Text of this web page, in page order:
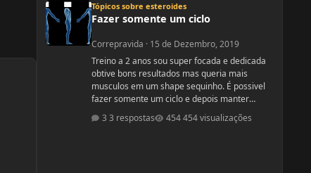
Tópicos sobre esteroides
Fazer somente um ciclo
Correpravida · 15 de Dezembro, 2019
Treino a 2 anos sou super focada e dedicada
obtive bons resultados mas queria mais
musculos em um shape sequinho. É possivel
fazer somente um ciclo e depois manter
ja tiver esse tópico, procurei mais não
3 respostas 454 visualizações